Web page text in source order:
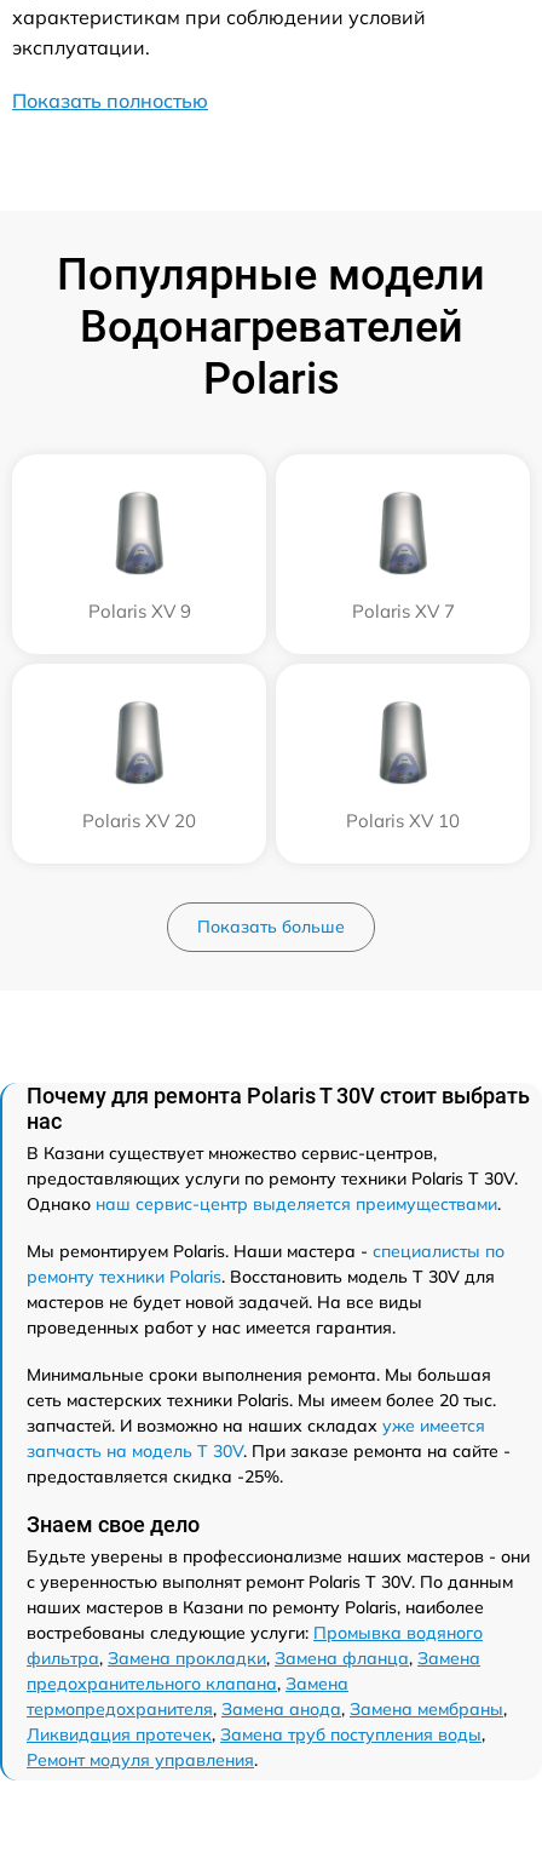
характеристикам при соблюдении условий
эксплуатации.
Показать полностью
Популярные модели
Водонагревателей
Polaris
Polaris XV 9 Polaris XV 7
Polaris XV 20 Polaris XV 10
Показать больше
Почему для ремонта Polaris T 30V стоит выбрать
нас
В Казани существует множество сервис-центров,
предоставляющих услуги по ремонту техники Polaris T 30V.
Однако наш сервис-центр выделяется преимуществами.
Мы ремонтируем Polaris. Наши мастера - специалисты по
ремонту техники Polaris. Восстановить модель T 30V для
мастеров не будет новой задачей. На все виды
проведенных работ у нас имеется гарантия.
Минимальные сроки выполнения ремонта. Мы большая
сеть мастерских техники Polaris. Мы имеем более 20 тыс.
запчастей. И возможно на наших складах уже имеется
запчасть на модель T 30V. При заказе ремонта на сайте -
предоставляется скидка -25%.
Знаем свое дело
Будьте уверены в профессионализме наших мастеров - они
с уверенностью выполнят ремонт Polaris T 30V. По данным
наших мастеров в Казани по ремонту Polaris, наиболее
востребованы следующие услуги: Промывка водяного
фильтра, Замена прокладки, Замена фланца, Замена
предохранительного клапана, Замена
термопредохранителя, Замена анода, Замена мембраны,
Ликвидация протечек, Замена труб поступления воды,
Ремонт модуля управления.